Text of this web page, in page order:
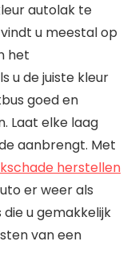
autolak te
u meestal op
het
u de juiste kleur
goed en
Laat elke laag
aanbrengt. Met
herstellen
er weer als
die u gemakkelijk
van een